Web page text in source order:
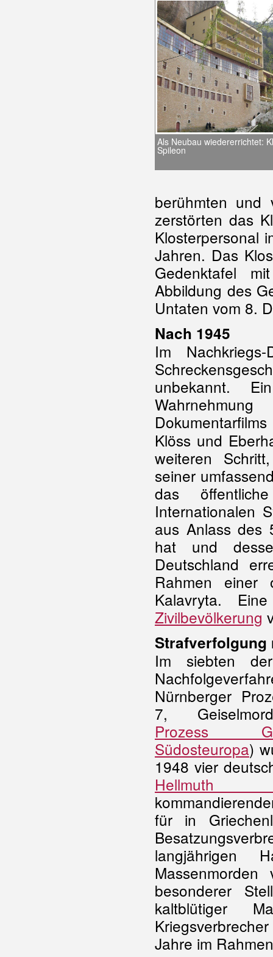
Als Neubau wiedererrichtet:
Spileon
berühmten und
zerstörten das
Klosterpersonal
Jahren. Das
Gedenktafel
Abbildung des
Untaten vom 8.
Nach 1945
Im
unbekannt.
Klöss und
weiteren
seiner
das
Internationalen
aus Anlass des
hat und
Deutschland
Rahmen einer
Kalavryta.
Zivilbevölkerung
Strafverfolgung
Im siebten
Nürnberger
7,
Prozess
Südosteuropa)
1948 vier
Hellmuth
für in
langjährigen
besonderer
kaltblütiger
Jahre im